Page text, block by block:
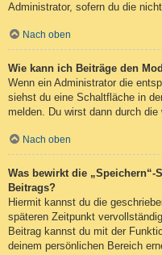
Administrator, sofern du die
Nach oben
Wie kann ich Beiträge den
Wenn ein Administrator die
siehst du eine Schaltfläche in
melden. Du wirst dann durch
Nach oben
Was bewirkt die
Beitrags?
Hiermit kannst du die
späteren Zeitpunkt
Beitrag kannst du mit der
deinem persönlichen Bereich